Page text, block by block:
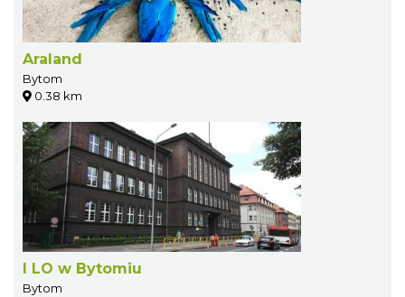
Araland
Bytom
0.38 km
I LO w Bytomiu
Bytom